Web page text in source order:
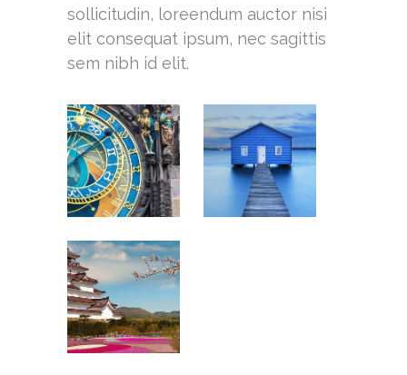
sollicitudin, loreendum auctor nisi
elit consequat ipsum, nec sagittis
sem nibh id elit.